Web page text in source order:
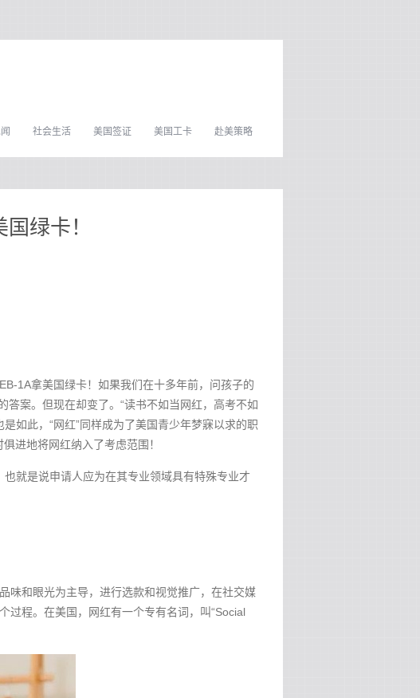
赴美策略
美国工卡
美国签证
社会生活
绿卡！
1A拿美国绿卡！如果我们在十多年前，问孩子的
答案。但现在却变了。“读书不如当网红，高考不如
如此，“网红”同样成为了美国青少年梦寐以求的职
进地将网红纳入了考虑范围！
就是说申请人应为在其专业领域具有特殊专业才
味和眼光为主导，进行选款和视觉推广，在社交媒
过程。在美国，网红有一个专有名词，叫“Social